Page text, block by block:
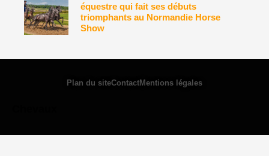
équestre qui fait ses débuts
triomphants au Normandie Horse
Show
Plan du siteContactMentions légales